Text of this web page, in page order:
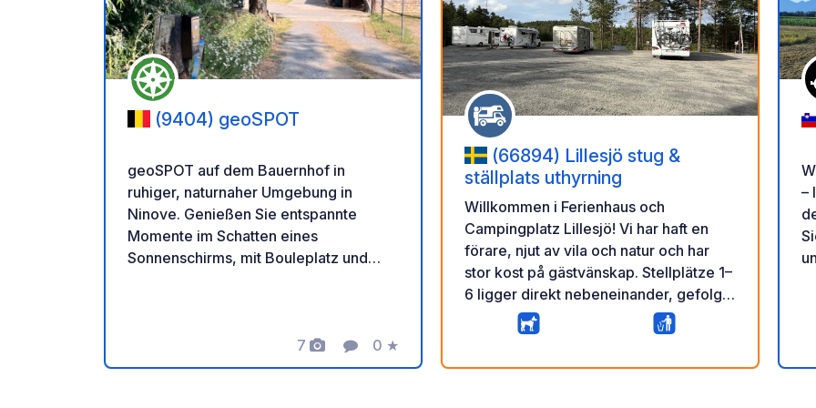
(9404) geoSPOT
geoSPOT auf dem Bauernhof in
ruhiger, naturnaher Umgebung in
Ninove. Genießen Sie entspannte
Momente im Schatten eines
Sonnenschirms, mit Bouleplatz und
Sie daran, den geoCode bei Ihrer
7
Fotos Kommentar
0
Bewertung
★
(66894) Lillesjö stug &
ställplats uthyrning
Willkommen i Ferienhaus och
Campingplatz Lillesjö! Vi har haft en
förare, njut av vila och natur och har
stor kost på gästvänskap. Stellplätze 1–
6 ligger direkt nebeneinander, gefolgt
vom något större Stellplatz 7 och dem
noch größeren Stellplatz 8. Alla
–